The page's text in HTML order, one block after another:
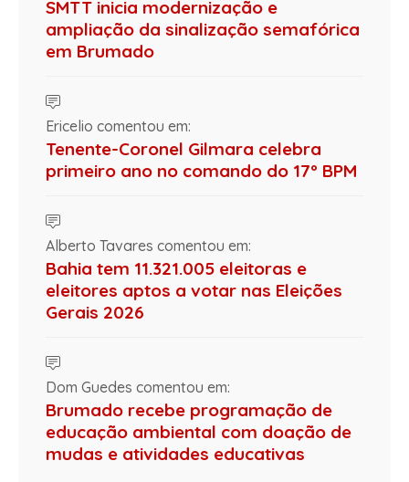
SMTT inicia modernização e
ampliação da sinalização semafórica
em Brumado
Ericelio comentou em:
Tenente-Coronel Gilmara celebra
primeiro ano no comando do 17º BPM
Alberto Tavares comentou em:
Bahia tem 11.321.005 eleitoras e
eleitores aptos a votar nas Eleições
Gerais 2026
Dom Guedes comentou em:
Brumado recebe programação de
educação ambiental com doação de
mudas e atividades educativas